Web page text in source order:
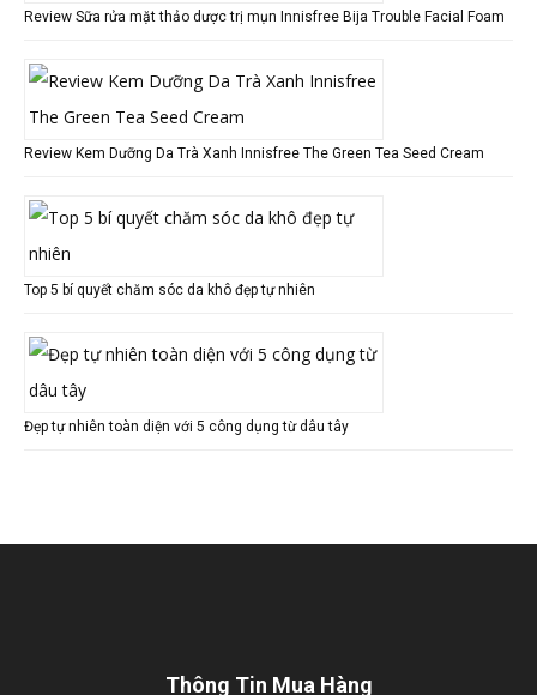
Review Sữa rửa mặt thảo dược trị mụn Innisfree Bija Trouble Facial Foam
Review Kem Dưỡng Da Trà Xanh Innisfree The Green Tea Seed Cream
Top 5 bí quyết chăm sóc da khô đẹp tự nhiên
Đẹp tự nhiên toàn diện với 5 công dụng từ dâu tây
Thông Tin Mua Hàng